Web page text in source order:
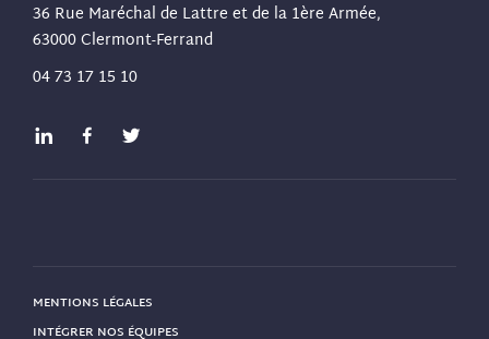
36 Rue Maréchal de Lattre et de la 1ère Armée,
63000 Clermont-Ferrand
04 73 17 15 10
MENTIONS LÉGALES
INTÉGRER NOS ÉQUIPES